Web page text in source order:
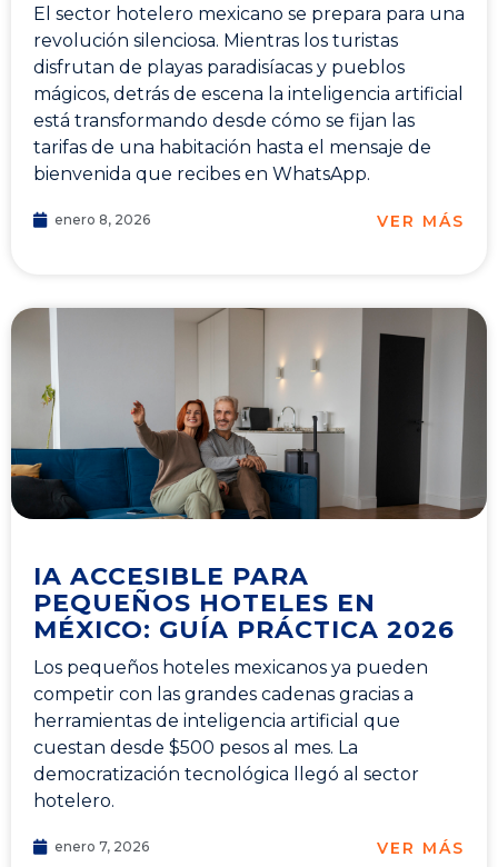
El sector hotelero mexicano se prepara para una
revolución silenciosa. Mientras los turistas
disfrutan de playas paradisíacas y pueblos
mágicos, detrás de escena la inteligencia artificial
está transformando desde cómo se fijan las
tarifas de una habitación hasta el mensaje de
bienvenida que recibes en WhatsApp.
enero 8, 2026 VER MÁS
IA ACCESIBLE PARA
PEQUEÑOS HOTELES EN
MÉXICO: GUÍA PRÁCTICA 2026
Los pequeños hoteles mexicanos ya pueden
competir con las grandes cadenas gracias a
herramientas de inteligencia artificial que
cuestan desde $500 pesos al mes. La
democratización tecnológica llegó al sector
hotelero.
enero 7, 2026 VER MÁS